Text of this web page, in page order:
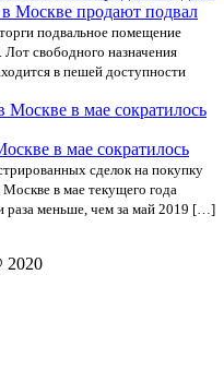
Москве продают подвал
подвальное помещение
свободного назначения
в пешей доступности
в мае сократилось
сделок на покупку
в мае текущего года
раза меньше, чем за май 2019 […]
2020